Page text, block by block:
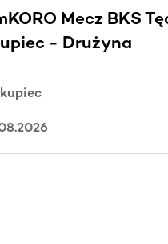
Mecz BKS
- Drużyna